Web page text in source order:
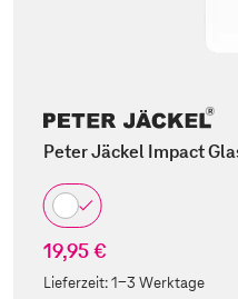
Peter Jäckel Impact
19,95 €
Lieferzeit:1-3 Werktage